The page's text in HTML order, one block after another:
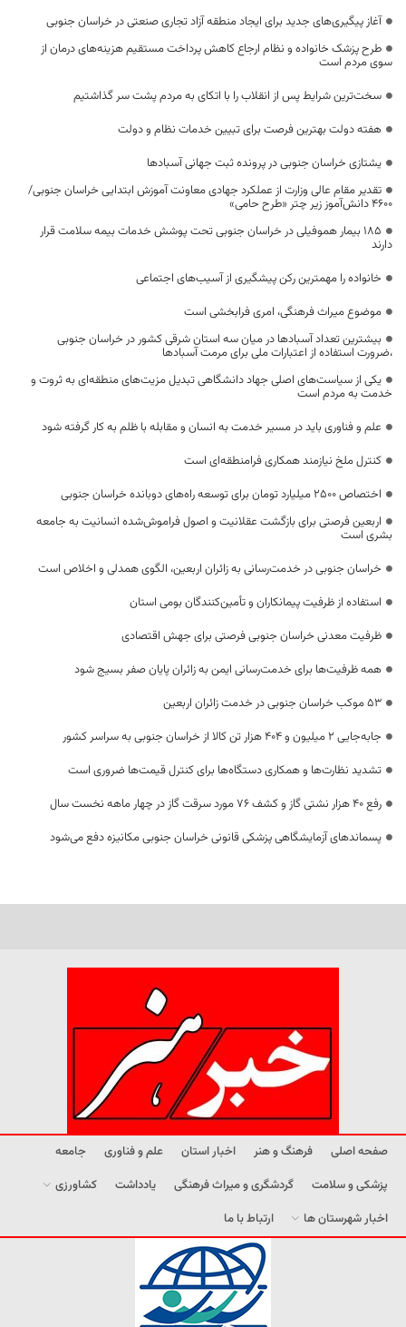
آغاز پیگیری‌های جدید برای ایجاد منطقه آزاد تجاری صنعتی در خراسان جنوبی
طرح پزشک خانواده و نظام ارجاع کاهش پرداخت مستقیم هزینه‌های درمان از
سوی مردم است
سخت‌ترین شرایط پس از انقلاب را با اتکای به مردم پشت سر گذاشتیم
هفته دولت بهترین فرصت برای تبیین خدمات نظام و دولت
یشتازی خراسان جنوبی در پرونده ثبت جهانی آسبادها
تقدیر مقام عالی وزارت از عملکرد جهادی معاونت آموزش ابتدایی خراسان جنوبی/
۴۶۰۰ دانش‌آموز زیر چتر «طرح حامی»
۱۸۵ بیمار هموفیلی در خراسان جنوبی تحت پوشش خدمات بیمه سلامت قرار
دارند
خانواده را مهمترین رکن پیشگیری از آسیب‌های اجتماعی
موضوع میراث فرهنگی، امری فرابخشی است
بیشترین تعداد آسبادها در میان سه استان شرقی کشور در خراسان جنوبی
،ضرورت استفاده از اعتبارات ملی برای مرمت آسبادها
یکی از سیاست‌های اصلی جهاد دانشگاهی تبدیل مزیت‌های منطقه‌ای به ثروت و
خدمت به مردم است
علم و فناوری باید در مسیر خدمت به انسان و مقابله با ظلم به کار گرفته شود
کنترل ملخ نیازمند همکاری فرامنطقه‌ای است
اختصاص 2500 میلیارد تومان برای توسعه راه‌های دوبانده خراسان جنوبی
اربعین فرصتی برای بازگشت عقلانیت و اصول فراموش‌شده انسانیت به جامعه
بشری است
خراسان جنوبی در خدمت‌رسانی به زائران اربعین، الگوی همدلی و اخلاص است
استفاده از ظرفیت پیمانکاران و تأمین‌کنندگان بومی استان
ظرفیت معدنی خراسان جنوبی فرصتی برای جهش اقتصادی
همه ظرفیت‌ها برای خدمت‌رسانی ایمن به زائران پایان صفر بسیج شود
53 موکب خراسان جنوبی در خدمت زائران اربعین
جابه‌جایی 2 میلیون و 404 هزار تن کالا از خراسان جنوبی به سراسر کشور
تشدید نظارت‌ها و همکاری دستگاه‌ها برای کنترل قیمت‌ها ضروری است
رفع 40 هزار نشتی گاز و کشف 76 مورد سرقت گاز در چهار ماهه نخست سال
پسماندهای آزمایشگاهی پزشکی قانونی خراسان جنوبی مکانیزه دفع می‌شود
صفحه اصلی فرهنگ و هنر اخبار استان علم و فناوری
جامعه
پزشکی و سلامت
گردشگری و میراث فرهنگی یادداشت
کشاورزی
اخبار شهرستان ها
ارتباط با ما